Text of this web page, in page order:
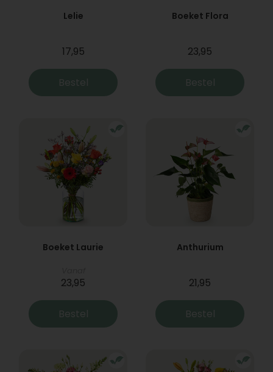
Lelie
17,95
Bestel
Boeket Flora
23,95
Bestel
Boeket Laurie
23,95
Bestel
Anthurium
21,95
Bestel